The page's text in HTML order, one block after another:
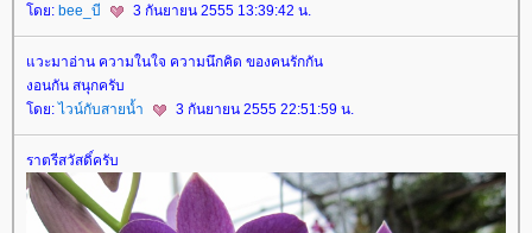
ดย: bee_บี 3 กันยายน 2555 13:39:42 น.
วะมาอ่าน ความในใจ ความนึกคิด ของคนรักกัน
งอนกัน สนุกครับ
ดย:ไวน์กับสายน้ำ 3 กันยายน 2555 22:51:59 น.
ราตรีสวัสดิ์ครับ